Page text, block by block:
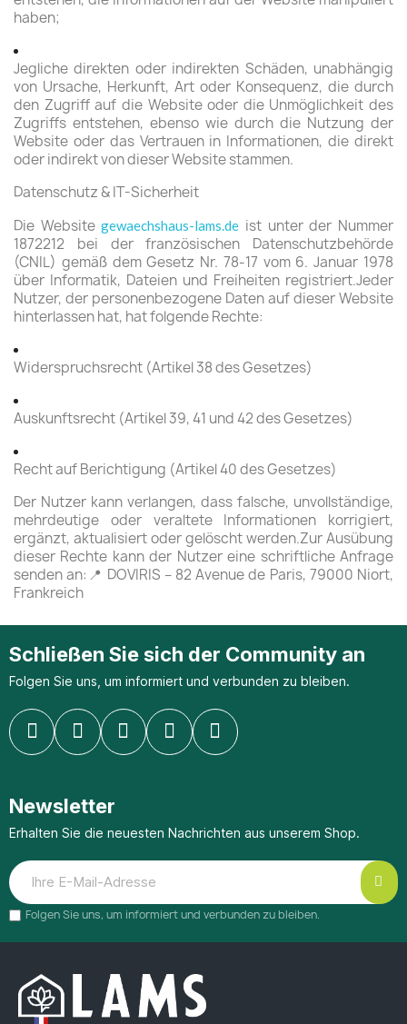
haben;
Jegliche direkten oder indirekten Schäden, unabhängig
von Ursache, Herkunft, Art oder Konsequenz, die durch
den Zugriff auf die Website oder die Unmöglichkeit des
Zugriffs entstehen, ebenso wie durch die Nutzung der
Website oder das Vertrauen in Informationen, die direkt
oder indirekt von dieser Website stammen.
Datenschutz & IT-Sicherheit
Die Websitegewaechshaus-lams.de ist unter der Nummer
1872212 bei der französischen Datenschutzbehörde
(CNIL) gemäß dem Gesetz Nr. 78-17 vom 6. Januar 1978
über Informatik, Dateien und Freiheiten registriert.Jeder
Nutzer, der personenbezogene Daten auf dieser Website
hinterlassen hat, hat folgende Rechte:
Widerspruchsrecht (Artikel 38 des Gesetzes)
Auskunftsrecht (Artikel 39, 41 und 42 des Gesetzes)
Recht auf Berichtigung (Artikel 40 des Gesetzes)
Der Nutzer kann verlangen, dass falsche, unvollständige,
mehrdeutige oder veraltete Informationen korrigiert,
ergänzt, aktualisiert oder gelöscht werden.Zur Ausübung
dieser Rechte kann der Nutzer eine schriftliche Anfrage
senden an:📍 DOVIRIS – 82 Avenue de Paris, 79000 Niort,
Frankreich
Schließen Sie sich der Community an
Folgen Sie uns, um informiert und verbunden zu bleiben.
Newsletter
Erhalten Sie die neuesten Nachrichten aus unserem Shop.
Folgen Sie uns, um informiert und verbunden zu bleiben.